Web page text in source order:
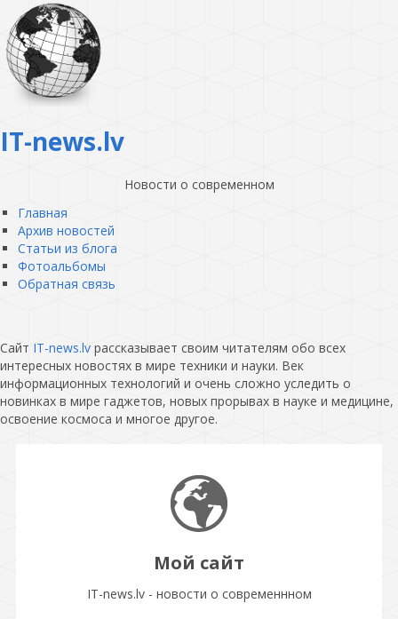
IT-news.lv
Новости о современном
Главная
Архив новостей
Статьи из блога
Фотоальбомы
Обратная связь
Сайт IT-news.lv рассказывает своим читателям обо всех
интересных новостях в мире техники и науки. Век
информационных технологий и очень сложно уследить о
новинках в мире гаджетов, новых прорывах в науке и медицине,
освоение космоса и многое другое.
Мой сайт
IT-news.lv - новости о современнном